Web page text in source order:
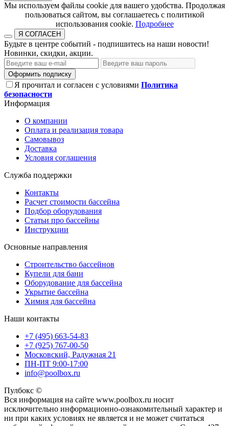
​​​​​​​Мы используем файлы cookie для вашего удобства. Продолжая
пользоваться сайтом, вы соглашаетесь с политикой
использования cookie.​​​​​​​ Подробнее
Я СОГЛАСЕН
Будьте в центре событий - подпишитесь на наши новости!
Новинки, скидки, акции.
Оформить подписку
Я прочитал и согласен с условиями Политика
безопасности
Информация
О компании
Оплата и реализация товара
Самовывоз
Доставка
Условия соглашения
Служба поддержки
Контакты
Расчет стоимости бассейна
Подбор оборудования
Статьи про бассейны
Инструкции
Основные направления
Строительство бассейнов
Купели для бани
Оборудование для бассейна
Укрытие бассейна
Химия для бассейна
Наши контакты
+7 (495) 663-54-83
+7 (925) 767-00-50
Московский, Радужная 21
ПН-ПТ 9:00-17:00
info@poolbox.ru
Пулбокс ©
Вся информация на сайте www.poolbox.ru носит
исключительно информационно-ознакомительный характер и
ни при каких условиях не является и не может считаться